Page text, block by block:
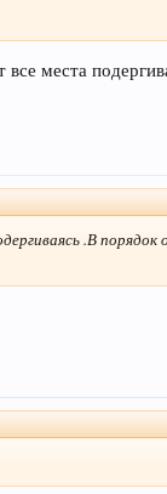
места
.В порядок